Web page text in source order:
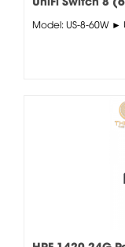
Model: US-8-60W ►